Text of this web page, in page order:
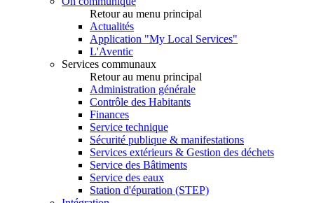
Retour au menu principal
Actualités
Application "My Local Services"
L'Aventic
Services communaux
Retour au menu principal
Administration générale
Contrôle des Habitants
Finances
Service technique
Sécurité publique & manifestations
Services extérieurs & Gestion des déchets
Service des Bâtiments
Service des eaux
Station d'épuration (STEP)